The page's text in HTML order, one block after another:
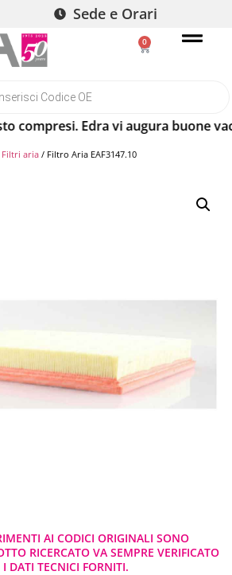
Sede e Orari
0
Edra vi augura buone
Filtri aria / Filtro Aria EAF3147.10
AI CODICI ORIGINALI SONO
RICERCATO VA SEMPRE VERIFICATO
DATI TECNICI FORNITI.